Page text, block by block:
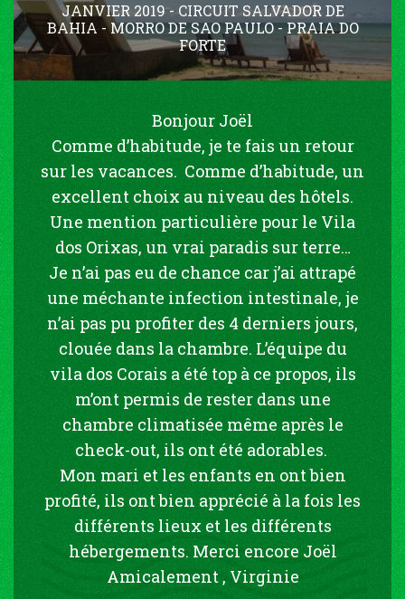
JANVIER 2019 - CIRCUIT SALVADOR DE
BAHIA - MORRO DE SAO PAULO - PRAIA DO
FORTE
Bonjour Joël
Comme d’habitude, je te fais un retour
sur les vacances. Comme d’habitude, un
excellent choix au niveau des hôtels.
Une mention particulière pour le Vila
dos Orixas, un vrai paradis sur terre…
Je n’ai pas eu de chance car j’ai attrapé
une méchante infection intestinale, je
n’ai pas pu profiter des 4 derniers jours,
clouée dans la chambre. L’équipe du
vila dos Corais a été top à ce propos, ils
m’ont permis de rester dans une
chambre climatisée même après le
check-out, ils ont été adorables.
Mon mari et les enfants en ont bien
profité, ils ont bien apprécié à la fois les
différents lieux et les différents
hébergements. Merci encore Joël
Amicalement , Virginie